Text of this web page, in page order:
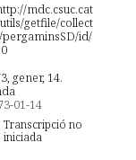
gener, 14.
01-14
Transcripció no
iniciada